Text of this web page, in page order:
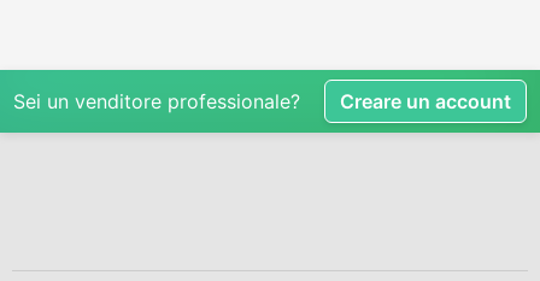
Sei un venditore professionale? Creare un account